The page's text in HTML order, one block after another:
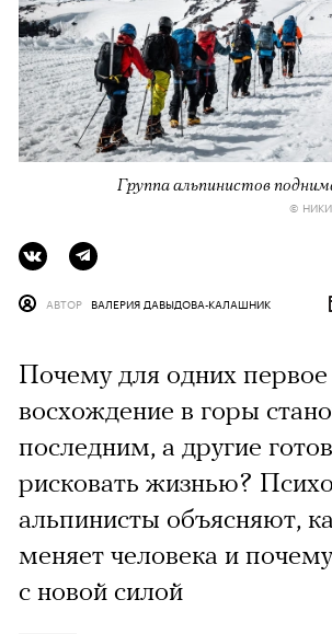
Группа альпинистов
©
АВТОР ВАЛЕРИЯ ДАВЫДОВА-КАЛАШНИК
Почему для одних первое
восхождение в горы
последним, а другие
рисковать жизнью?
альпинисты объясняют,
меняет человека и
с новой силой